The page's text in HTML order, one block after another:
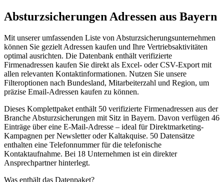
Absturzsicherungen Adressen aus Bayern
Mit unserer umfassenden Liste von Absturzsicherungsunternehmen
können Sie gezielt Adressen kaufen und Ihre Vertriebsaktivitäten
optimal ausrichten. Die Datenbank enthält verifizierte
Firmenadressen kaufen Sie direkt als Excel- oder CSV-Export mit
allen relevanten Kontaktinformationen. Nutzen Sie unsere
Filteroptionen nach Bundesland, Mitarbeiterzahl und Region, um
präzise Email-Adressen kaufen zu können.
Dieses Komplettpaket enthält 50 verifizierte Firmenadressen aus der
Branche Absturzsicherungen mit Sitz in Bayern. Davon verfügen 46
Einträge über eine E-Mail-Adresse – ideal für Direktmarketing-
Kampagnen per Newsletter oder Kaltakquise. 50 Datensätze
enthalten eine Telefonnummer für die telefonische
Kontaktaufnahme. Bei 18 Unternehmen ist ein direkter
Ansprechpartner hinterlegt.
Was enthält das Datenpaket?